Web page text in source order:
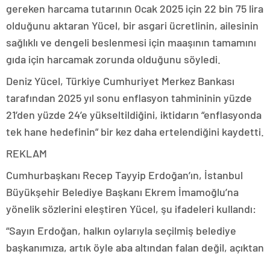
gereken harcama tutarının Ocak 2025 için 22 bin 75 lira
olduğunu aktaran Yücel, bir asgari ücretlinin, ailesinin
sağlıklı ve dengeli beslenmesi için maaşının tamamını
gıda için harcamak zorunda olduğunu söyledi.
Deniz Yücel, Türkiye Cumhuriyet Merkez Bankası
tarafından 2025 yıl sonu enflasyon tahmininin yüzde
21’den yüzde 24’e yükseltildiğini, iktidarın “enflasyonda
tek hane hedefinin” bir kez daha ertelendiğini kaydetti.
REKLAM
Cumhurbaşkanı Recep Tayyip Erdoğan’ın, İstanbul
Büyükşehir Belediye Başkanı Ekrem İmamoğlu’na
yönelik sözlerini eleştiren Yücel, şu ifadeleri kullandı:
“Sayın Erdoğan, halkın oylarıyla seçilmiş belediye
başkanımıza, artık öyle aba altından falan değil, açıktan